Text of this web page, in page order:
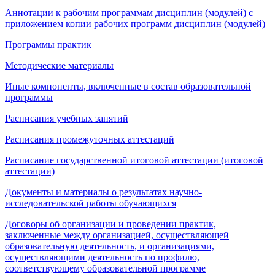
Аннотации к рабочим программам дисциплин (модулей) с
приложением копии рабочих программ дисциплин (модулей)
Программы практик
Методические материалы
Иные компоненты, включенные в состав образовательной
программы
Расписания учебных занятий
Расписания промежуточных аттестаций
Расписание государственной итоговой аттестации (итоговой
аттестации)
Документы и материалы о результатах научно-
исследовательской работы обучающихся
Договоры об организации и проведении практик,
заключенные между организацией, осуществляющей
образовательную деятельность, и организациями,
осуществляющими деятельность по профилю,
соответствующему образовательной программе